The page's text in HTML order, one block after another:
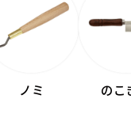
ノミ のこ